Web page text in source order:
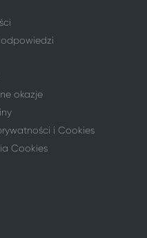
okazje
i Cookies
Cookies